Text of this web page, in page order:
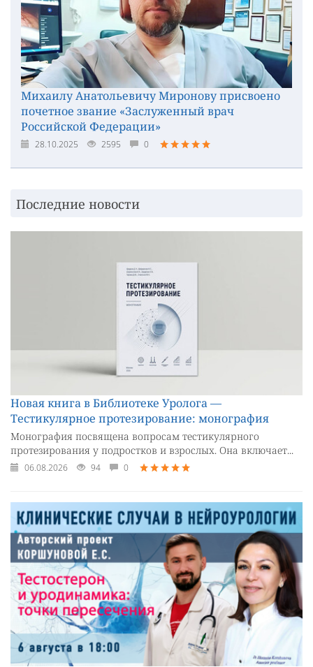
Михаилу Анатольевичу Миронову присвоено
почетное звание «Заслуженный врач
Российской Федерации»
28.10.2025 2595 0
Последние новости
Новая книга в Библиотеке Уролога —
Тестикулярное протезирование: монография
Монография посвящена вопросам тестикулярного
протезирования у подростков и взрослых. Она включает...
06.08.2026 94 0